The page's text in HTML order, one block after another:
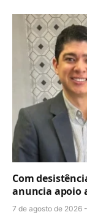
Com
anuncia apoio
7 de agosto de 2026